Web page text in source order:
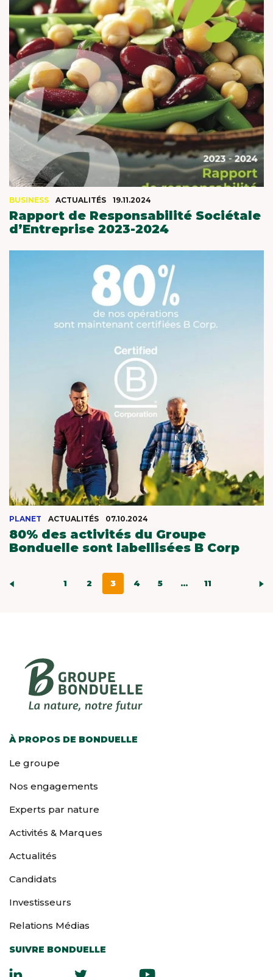
BUSINESS ACTUALITÉS 19.11.2024
Rapport de Responsabilité Sociétale
d’Entreprise 2023-2024
PLANET ACTUALITÉS 07.10.2024
80% des activités du Groupe
Bonduelle sont labellisées B Corp
1 2 3 4 5 ... 11
À PROPOS DE BONDUELLE
Le groupe
Nos engagements
Experts par nature
Activités & Marques
Actualités
Candidats
Investisseurs
Relations Médias
SUIVRE BONDUELLE